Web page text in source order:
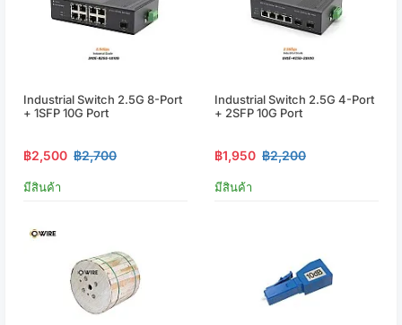
Industrial Switch 2.5G 8-Port
+ 1SFP 10G Port
฿2,500 ฿2,700
มีสินค้า
Industrial Switch 2.5G 4-Port
+ 2SFP 10G Port
฿1,950 ฿2,200
มีสินค้า